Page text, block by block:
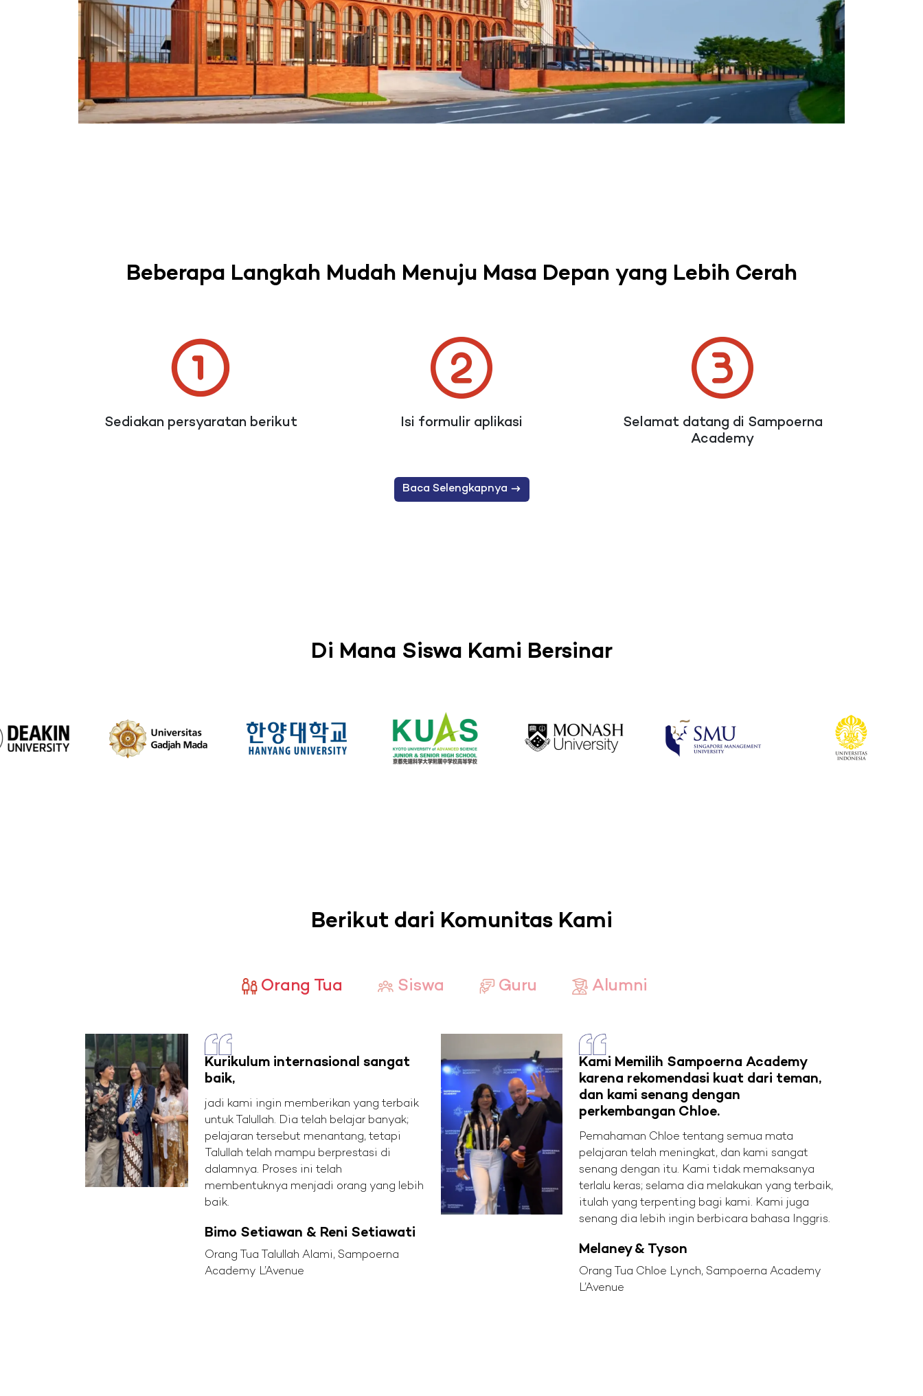
Beberapa Langkah Mudah Menuju Masa Depan yang Lebih Cerah
Sediakan persyaratan berikut Isi formulir aplikasi
Selamat datang di Sampoerna
Academy
Baca Selengkapnya
Di Mana Siswa Kami Bersinar
Berikut dari Komunitas Kami
Orang Tua Siswa Guru Alumni
Kurikulum internasional sangat
baik,
jadi kami ingin memberikan yang terbaik
untuk Talullah. Dia telah belajar banyak;
pelajaran tersebut menantang, tetapi
Talullah telah mampu berprestasi di
dalamnya. Proses ini telah
membentuknya menjadi orang yang lebih
baik.
Bimo Setiawan & Reni Setiawati
Orang Tua Talullah Alami, Sampoerna
Academy L’Avenue
Kami Memilih Sampoerna Academy
karena rekomendasi kuat dari teman,
dan kami senang dengan
perkembangan Chloe.
Pemahaman Chloe tentang semua mata
pelajaran telah meningkat, dan kami sangat
senang dengan itu. Kami tidak memaksanya
terlalu keras; selama dia melakukan yang terbaik,
itulah yang terpenting bagi kami. Kami juga
senang dia lebih ingin berbicara bahasa Inggris.
Melaney & Tyson
Orang Tua Chloe Lynch, Sampoerna Academy
L’Avenue